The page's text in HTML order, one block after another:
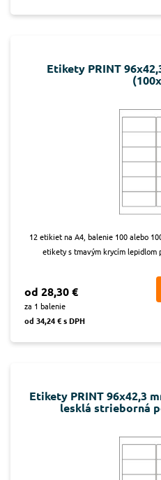
Etikety PRINT
12 etikiet na A4, balenie 100 alebo
etikety s tmavým krycím lepidlom
od 28,30 €
za 1 balenie
od 34,24 € s DPH
Etikety PRINT 96x42,3
lesklá strieborná